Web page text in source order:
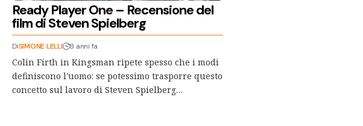
Ready Player One – Recensione del
film di Steven Spielberg
DiSIMONE LELLI 8 anni fa
Colin Firth in Kingsman ripete spesso che i modi
definiscono l'uomo: se potessimo trasporre questo
concetto sul lavoro di Steven Spielberg…